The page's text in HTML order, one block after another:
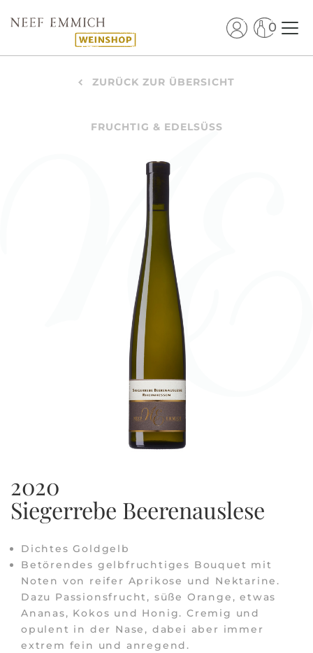
0
FRUCHTIG & EDELSÜSS
ZURÜCK ZUR ÜBERSICHT
2020
Siegerrebe Beerenauslese
Dichtes Goldgelb
Betörendes gelbfruchtiges Bouquet mit
Noten von reifer Aprikose und Nektarine.
Dazu Passionsfrucht, süße Orange, etwas
Ananas, Kokos und Honig. Cremig und
opulent in der Nase, dabei aber immer
extrem fein und anregend.